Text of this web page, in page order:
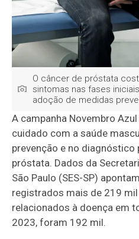
O câncer de próstata
sintomas nas fases
adoção de medidas
A campanha Novembro
cuidado com a saúde
prevenção e no diagnóstico
próstata. Dados da
São Paulo (SES-SP)
registrados mais de 219
relacionados à doença em
2023, foram 192 mil.